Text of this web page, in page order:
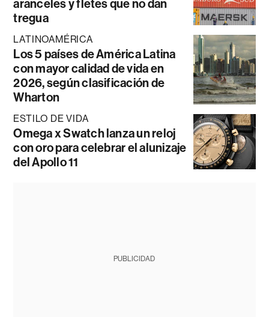
aranceles y fletes que no dan
tregua
LATINOAMÉRICA
Los 5 países de América Latina
con mayor calidad de vida en
2026, según clasificación de
Wharton
ESTILO DE VIDA
Omega x Swatch lanza un reloj
con oro para celebrar el alunizaje
del Apollo 11
PUBLICIDAD